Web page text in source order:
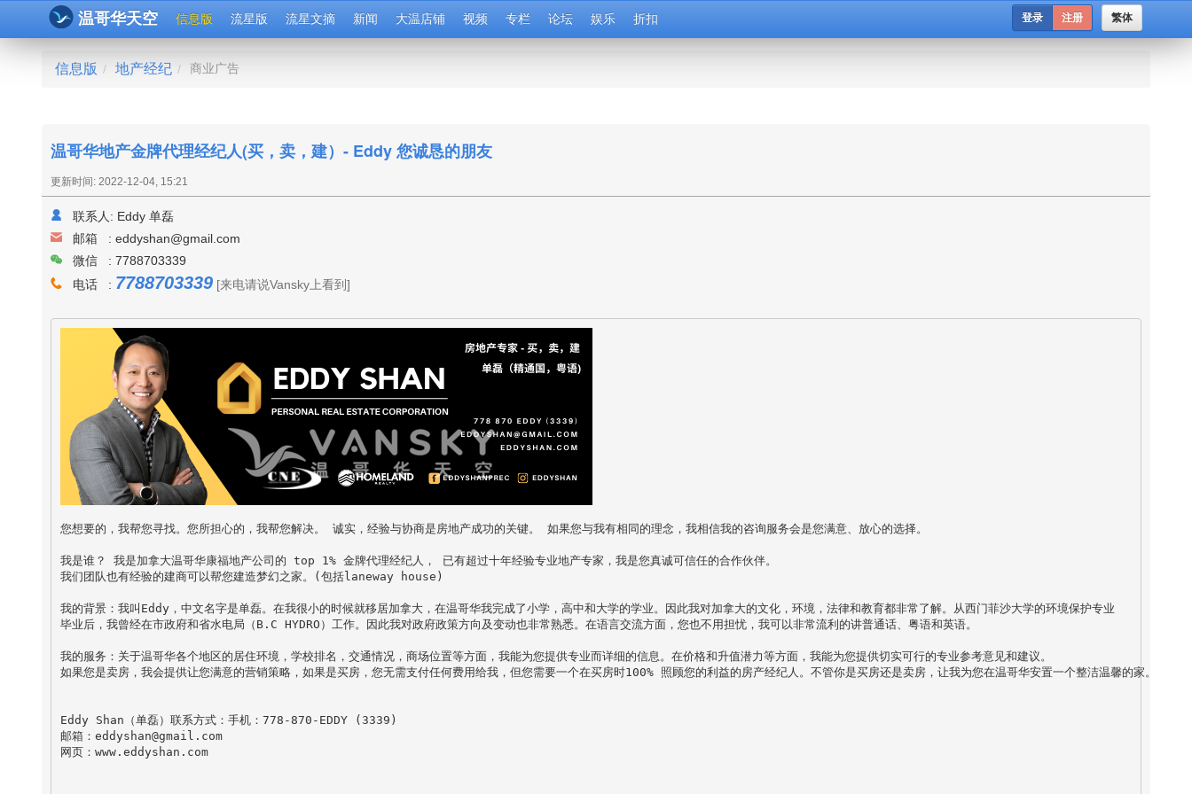
温哥华天空 信息版 流星版 流星文摘 新闻 大温店铺 视频 专栏 论坛 娱乐 折扣 繁体
登录 注册
信息版 / 地产经纪 / 商业广告
温哥华地产金牌代理经纪人(买，卖，建）- Eddy 您诚恳的朋友
更新时间: 2022-12-04, 15:21
联系人: Eddy 单磊
邮箱 : eddyshan@gmail.com
微信 : 7788703339
电话 : 7788703339 [来电请说Vansky上看到]
您想要的，我帮您寻找。您所担心的，我帮您解决。 诚实，经验与协商是房地产成功的关键。 如果您与我有相同的理念，我相信我的咨询服务会是您满意、放心的选择。
我是谁？ 我是加拿大温哥华康福地产公司的 top 1% 金牌代理经纪人， 已有超过十年经验专业地产专家，我是您真诚可信任的合作伙伴。
我们团队也有经验的建商可以帮您建造梦幻之家。(包括laneway house)
我的背景：我叫Eddy，中文名字是单磊。在我很小的时候就移居加拿大，在温哥华我完成了小学，高中和大学的学业。因此我对加拿大的文化，环境，法律和教育都非常了解。从西门菲沙大学的环境保护专业
毕业后，我曾经在市政府和省水电局（B.C HYDRO）工作。因此我对政府政策方向及变动也非常熟悉。在语言交流方面，您也不用担忧，我可以非常流利的讲普通话、粤语和英语。
我的服务：关于温哥华各个地区的居住环境，学校排名，交通情况，商场位置等方面，我能为您提供专业而详细的信息。在价格和升值潜力等方面，我能为您提供切实可行的专业参考意见和建议。
Eddy Shan（单磊）联系方式：手机：778-870-EDDY (3339)
邮箱：eddyshan@gmail.com
网页：www.eddyshan.com